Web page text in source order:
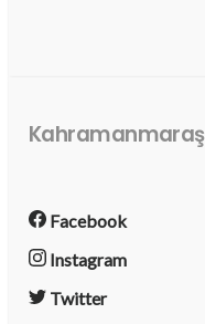
Facebook
Instagram
Twitter